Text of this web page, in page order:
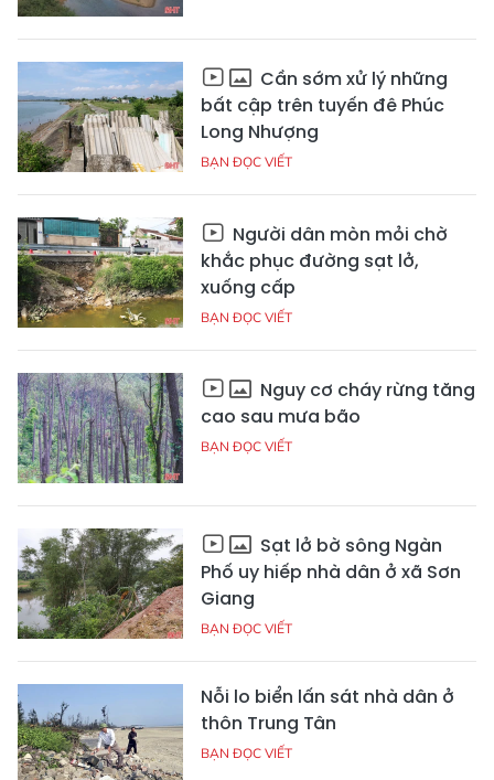
Cần sớm xử lý những
bất cập trên tuyến đê Phúc
Long Nhượng
BẠN ĐỌC VIẾT
Người dân mòn mỏi chờ
khắc phục đường sạt lở,
xuống cấp
BẠN ĐỌC VIẾT
Nguy cơ cháy rừng tăng
cao sau mưa bão
BẠN ĐỌC VIẾT
Sạt lở bờ sông Ngàn
Phố uy hiếp nhà dân ở xã Sơn
Giang
BẠN ĐỌC VIẾT
Nỗi lo biển lấn sát nhà dân ở
thôn Trung Tân
BẠN ĐỌC VIẾT